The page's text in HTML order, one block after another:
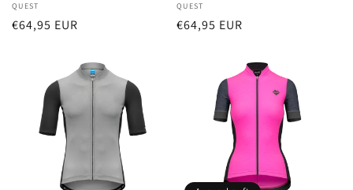
Anbieter:
QUEST
Normaler
€64,95 EUR
Anbieter:
QUEST
Normaler
€64,95 EUR